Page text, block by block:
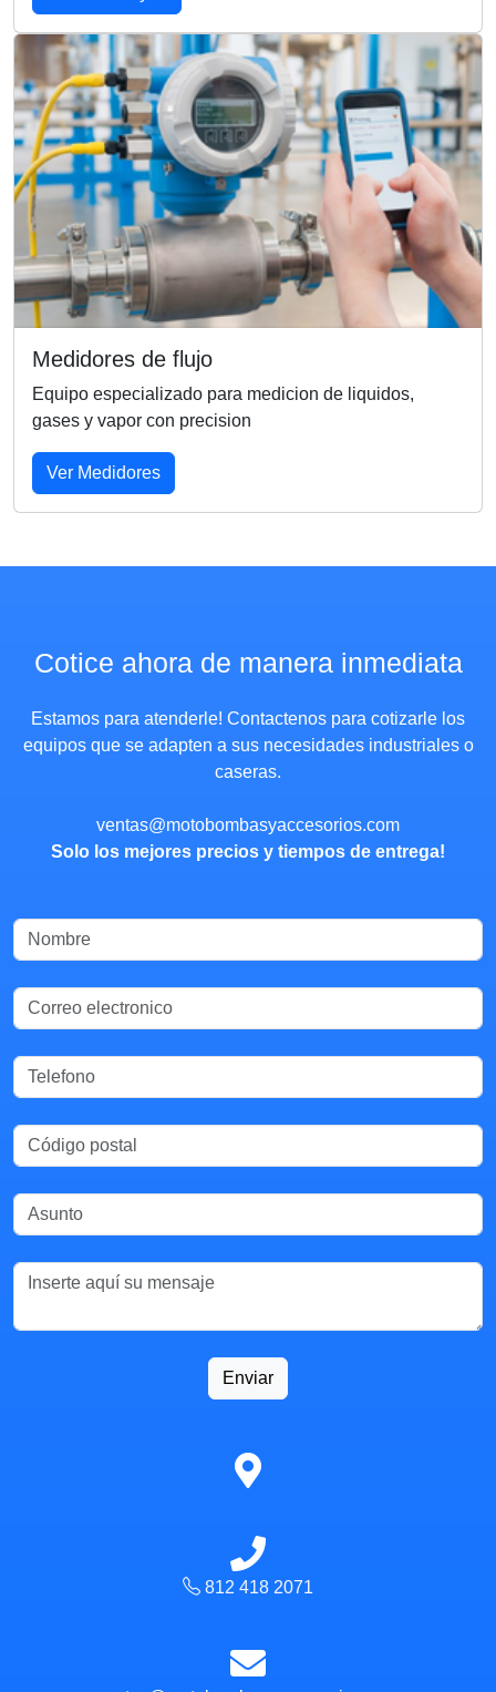
Medidores de flujo
Equipo especializado para medicion de liquidos,
gases y vapor con precision
Ver Medidores
Cotice ahora de manera inmediata
Estamos para atenderle! Contactenos para cotizarle los
equipos que se adapten a sus necesidades industriales o
caseras.
ventas@motobombasyaccesorios.com
Solo los mejores precios y tiempos de entrega!
Enviar
812 418 2071